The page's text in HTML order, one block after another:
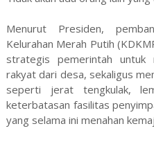
Menurut Presiden,
Kelurahan Merah Putih
strategis pemerintah untuk
rakyat dari desa, sekaligus
seperti jerat tengkulak,
keterbatasan fasilitas
yang selama ini menahan